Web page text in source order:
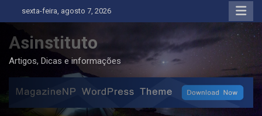
to
content
sexta-feira, agosto 7, 2026
Asinstituto
Artigos, Dicas e informações